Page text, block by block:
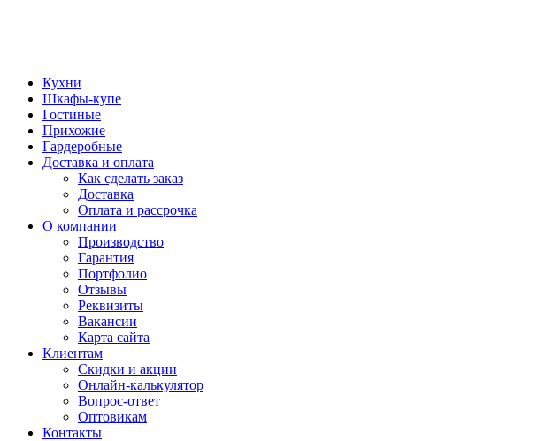
Кухни
Шкафы-купе
Гостиные
Прихожие
Гардеробные
Доставка и оплата
Как сделать заказ
Доставка
Оплата и рассрочка
О компании
Производство
Гарантия
Портфолио
Отзывы
Реквизиты
Вакансии
Карта сайта
Клиентам
Скидки и акции
Онлайн-калькулятор
Вопрос-ответ
Оптовикам
Контакты